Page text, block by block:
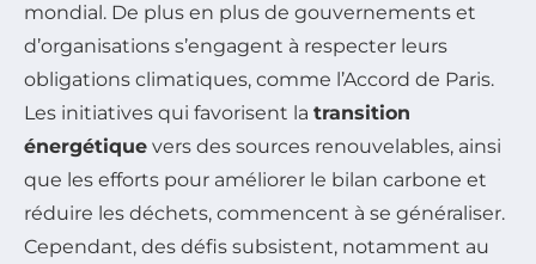
mondial. De plus en plus de gouvernements et
d’organisations s’engagent à respecter leurs
obligations climatiques, comme l’Accord de Paris.
Les initiatives qui favorisent la transition
énergétique vers des sources renouvelables, ainsi
que les efforts pour améliorer le bilan carbone et
réduire les déchets, commencent à se généraliser.
Cependant, des défis subsistent, notamment au